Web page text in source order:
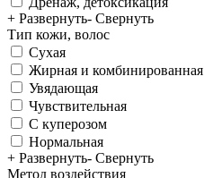
+ Развернуть- Свернуть
Тип кожи, волос
Сухая
Жирная и комбинированная
Увядающая
Чувствительная
С куперозом
Нормальная
+ Развернуть- Свернуть
Метод воздействия